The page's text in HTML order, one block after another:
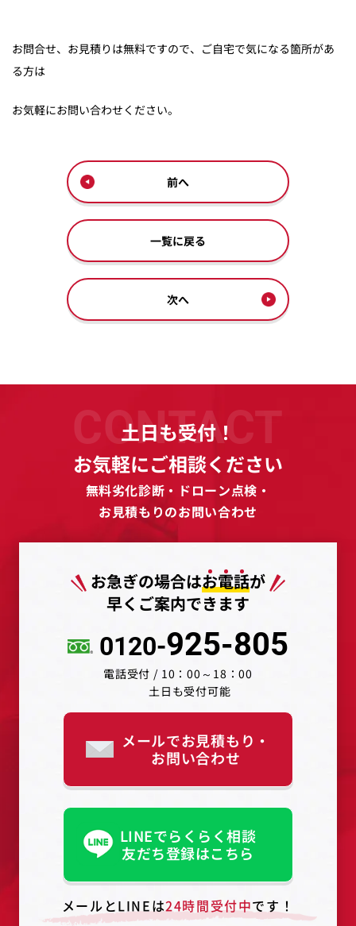
お問合せ、お見積りは無料ですので、ご自宅で気になる箇所があ
る方は
お気軽にお問い合わせください。
前へ
一覧に戻る
次へ
CONTACT
土日も受付！
お気軽にご相談ください
無料劣化診断・ドローン点検・
お見積もりのお問い合わせ
お急ぎの場合はお電話が
早くご案内できます
0120-925-805
電話受付 / 10：00～18：00
土日も受付可能
メールでお見積もり・
お問い合わせ
LINEでらくらく相談
友だち登録はこちら
メールとLINEは24時間受付中です！